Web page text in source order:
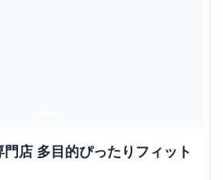
店 多目的ぴったりフィット